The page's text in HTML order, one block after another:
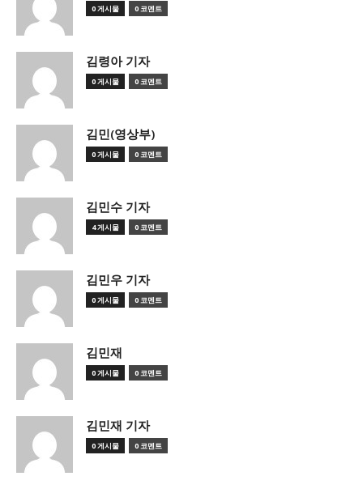
0 게시물 0 코멘트
김령아 기자
0 게시물 0 코멘트
김민(영상부)
0 게시물 0 코멘트
김민수 기자
4 게시물 0 코멘트
김민우 기자
0 게시물 0 코멘트
김민재
0 게시물 0 코멘트
김민재 기자
0 게시물 0 코멘트